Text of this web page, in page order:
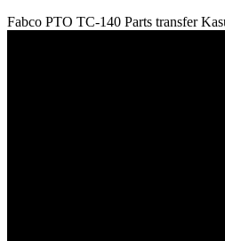
Fabco PTO TC-140 Parts transfer